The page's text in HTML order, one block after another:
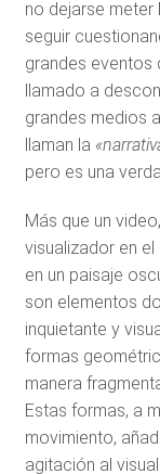
no dejarse meter
seguir
grandes eventos
llamado a
grandes medios
llaman la
pero es una
Más que un
visualizador en
en un paisaje
son elementos
inquietante y
formas
manera
Estas formas, a
movimiento,
agitación al